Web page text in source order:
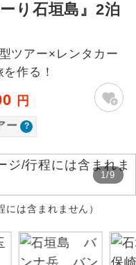
り石垣島』2泊
ツアー×レンタカー
作る！
円
ー
1/9
は含まれません）
務し、車内での観光案内
です。
されている文化遺産や自
コースです。
立ち寄るコースです。
ます。
ご了承いただき
ド決済のみとな
トカード決済を
了をもちまし
ります。